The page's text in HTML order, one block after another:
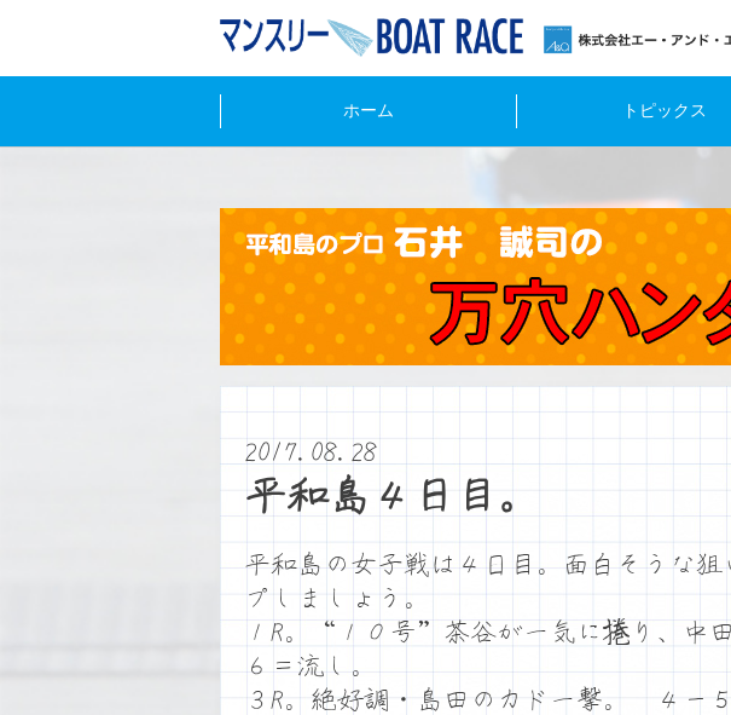
ホーム トピックス
2017.08.28
平和島４日目。
平和島の女子戦は４日目。面白そうな狙
プしましょう。
１R。“１０号”茶谷が一気に捲り、中
６＝流し。
３R。絶好調・島田のカド一撃。 ４ー